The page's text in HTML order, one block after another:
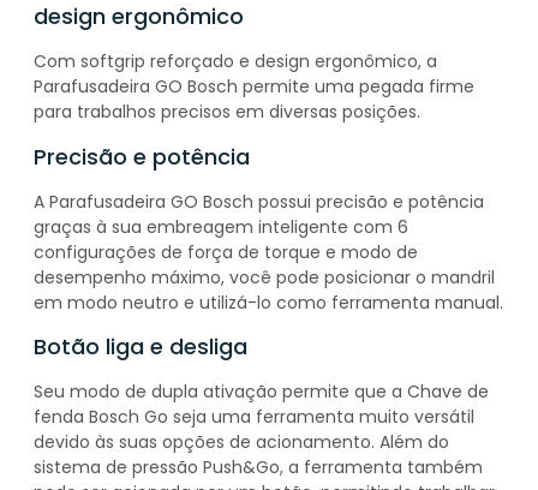
design ergonômico
Com softgrip reforçado e design ergonômico, a
Parafusadeira GO Bosch permite uma pegada firme
para trabalhos precisos em diversas posições.
Precisão e potência
A Parafusadeira GO Bosch possui precisão e potência
graças à sua embreagem inteligente com 6
configurações de força de torque e modo de
desempenho máximo, você pode posicionar o mandril
em modo neutro e utilizá-lo como ferramenta manual.
Botão liga e desliga
Seu modo de dupla ativação permite que a Chave de
fenda Bosch Go seja uma ferramenta muito versátil
devido às suas opções de acionamento. Além do
sistema de pressão Push&Go, a ferramenta também